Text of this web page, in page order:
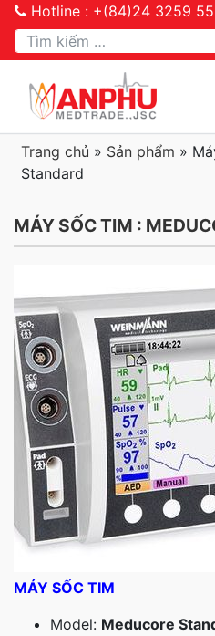
Hotline : +(84)24 3259
Tìm kiếm
Trang chủ » Sản phẩm »
Standard
MÁY SỐC TIM :
MÁY SỐC TIM
Model: Meducore